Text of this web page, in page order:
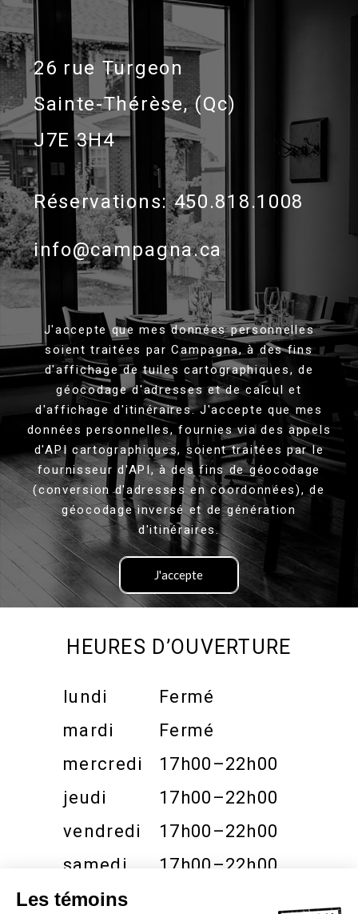
26 rue Turgeon
Sainte-Thérèse, (Qc)
J7E 3H4
Réservations: 450.818.1008
info@campagna.ca
J'accepte que mes données personnelles
soient traitées par Campagna, à des fins
d'affichage de tuiles cartographiques, de
géocodage d'adresses et de calcul et
d'affichage d'itinéraires. J'accepte que mes
données personnelles, fournies via des appels
d'API cartographiques, soient traitées par le
fournisseur d'API, à des fins de géocodage
(conversion d'adresses en coordonnées), de
géocodage inversé et de génération
d'itinéraires.
I agree
HEURES D’OUVERTURE
lundi
Fermé
mardi
Fermé
mercredi
17h00–22h00
jeudi
17h00–22h00
vendredi
17h00–22h00
samedi
17h00–22h00
dimanche